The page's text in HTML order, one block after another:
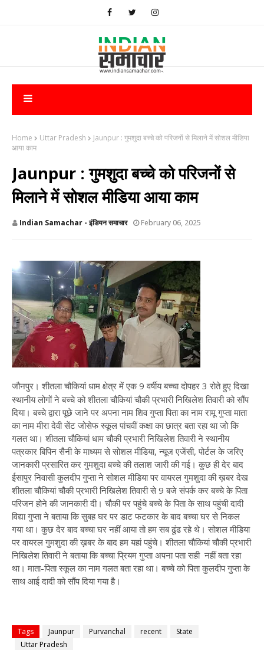
Home Uttar Pradesh
Jaunpur : गुमशुदा बच्चे को परिजनों से मिलाने में सोशल मीडिया
आया काम
Jaunpur : गुमशुदा बच्चे को परिजनों से
मिलाने में सोशल मीडिया आया काम
Indian Samachar - इंडियन समाचार February 06, 2025
जौनपुर। शीतला चौकियां धाम क्षेत्र में एक 9 वर्षीय बच्चा दोपहर 3 रोते हुए दिखा
स्थानीय लोगों ने बच्चे को शीतला चौकियां चौकी प्रभारी निखिलेश तिवारी को सौंप
दिया। बच्चे द्वारा पूछे जाने पर अपना नाम शिव गुप्ता पिता का नाम रामू गुप्ता माता
का नाम मीरा देवी सेंट जोसेफ स्कूल पांचवीं कक्षा का छात्र बता रहा था जो कि
गलत था। शीतला चौकियां धाम चौकी प्रभारी निखिलेश तिवारी ने स्थानीय
पत्रकार बिपिन सैनी के माध्यम से सोशल मीडिया, न्यूज एजेंसी, पोर्टल के जरिए
जानकारी प्रसारित कर गुमशुदा बच्चे की तलाश जारी की गई। कुछ ही देर बाद
ईसापुर निवासी कुलदीप गुप्ता ने सोशल मीडिया पर वायरल गुमशुदा की ख़बर देख
शीतला चौकियां चौकी प्रभारी निखिलेश तिवारी से 9 बजे संपर्क कर बच्चे के पिता
परिजन होने की जानकारी दी। चौकी पर पहुंचे बच्चे के पिता के साथ पहुंची दादी
विद्या गुप्ता ने बताया कि सुबह घर पर डाट फटकार के बाद बच्चा घर से निकल
गया था। कुछ देर बाद बच्चा घर नहीं आया तो हम सब ढूंढ रहे थे। सोशल मीडिया
पर वायरल गुमशुदा की ख़बर के बाद हम यहां पहुंचे। शीतला चौकियां चौकी प्रभारी
निखिलेश तिवारी ने बताया कि बच्चा प्रियम गुप्ता अपना पता सही नहीं बता रहा
था। माता-पिता स्कूल का नाम गलत बता रहा था। बच्चे को पिता कुलदीप गुप्ता के
साथ आई दादी को सौंप दिया गया है।
Tags Jaunpur Purvanchal recent
State
Uttar Pradesh